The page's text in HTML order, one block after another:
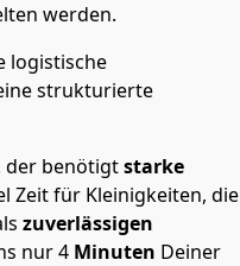
werden.
logistische
strukturierte
der benötigtstarke
Zeit für Kleinigkeiten, die
zuverlässigen
nur4 Minuten Deiner